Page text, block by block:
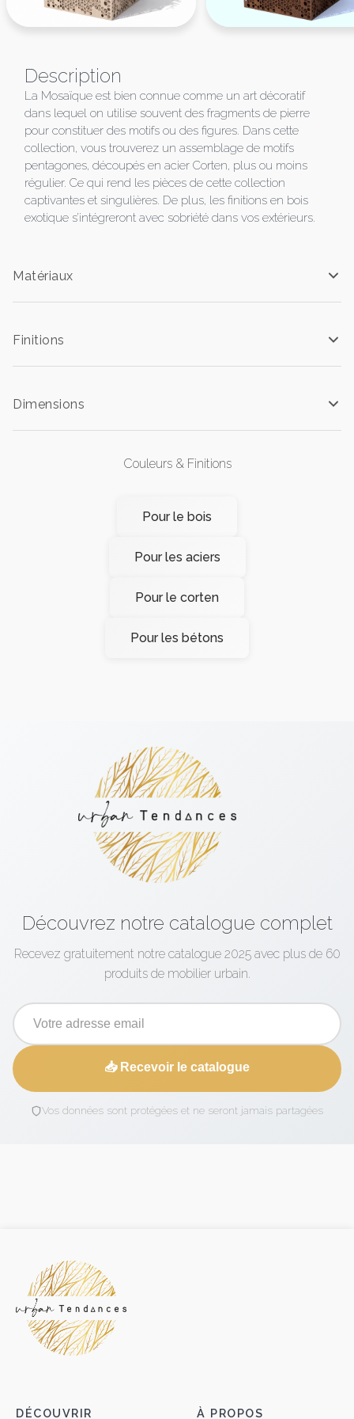
Description
La Mosaïque est bien connue comme un art décoratif
dans lequel on utilise souvent des fragments de pierre
pour constituer des motifs ou des figures. Dans cette
collection, vous trouverez un assemblage de motifs
pentagones, découpés en acier Corten, plus ou moins
régulier. Ce qui rend les pièces de cette collection
captivantes et singulières. De plus, les finitions en bois
exotique s’intégreront avec sobriété dans vos extérieurs.
Matériaux
Finitions
Dimensions
Couleurs & Finitions
Pour le bois
Pour les aciers
Pour le corten
Pour les bétons
Découvrez notre catalogue complet
Recevez gratuitement notre catalogue 2025 avec plus de 60
produits de mobilier urbain.
📥 Recevoir le catalogue
Vos données sont protégées et ne seront jamais partagées
DÉCOUVRIR À PROPOS